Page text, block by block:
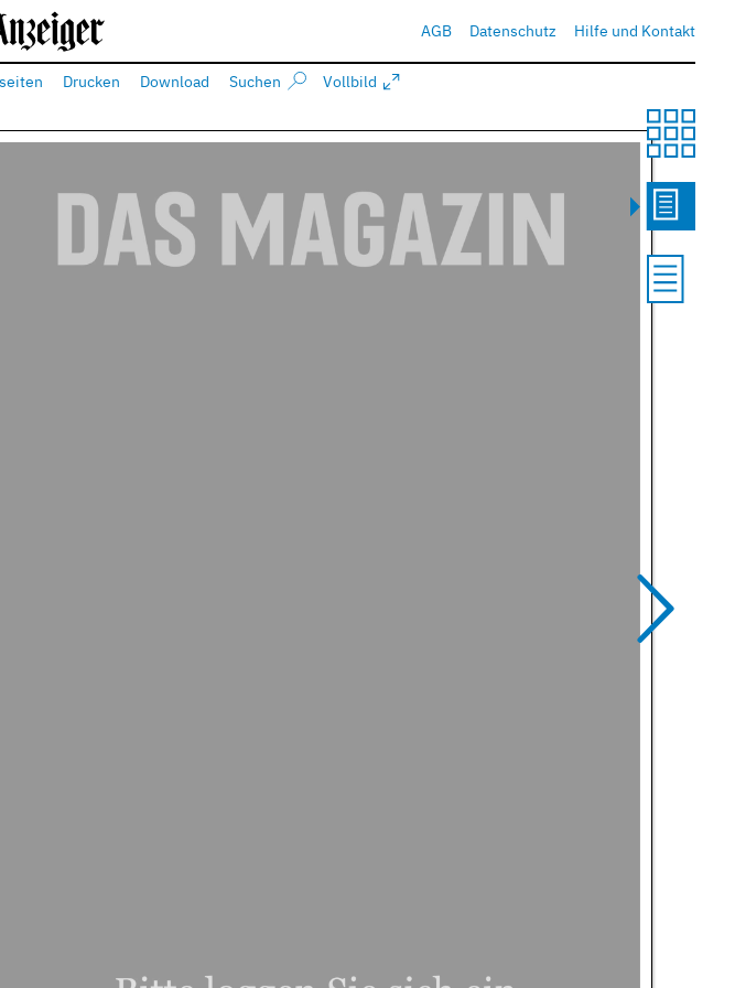
AGB Datenschutz Hilfe und Kontakt
Drucken Download Suchen Vollbild